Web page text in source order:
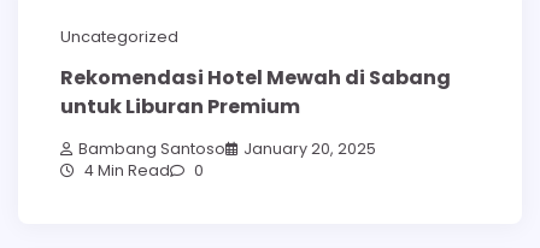
Uncategorized
Rekomendasi Hotel Mewah di Sabang
untuk Liburan Premium
Bambang Santoso
January 20, 2025
4 Min Read
0